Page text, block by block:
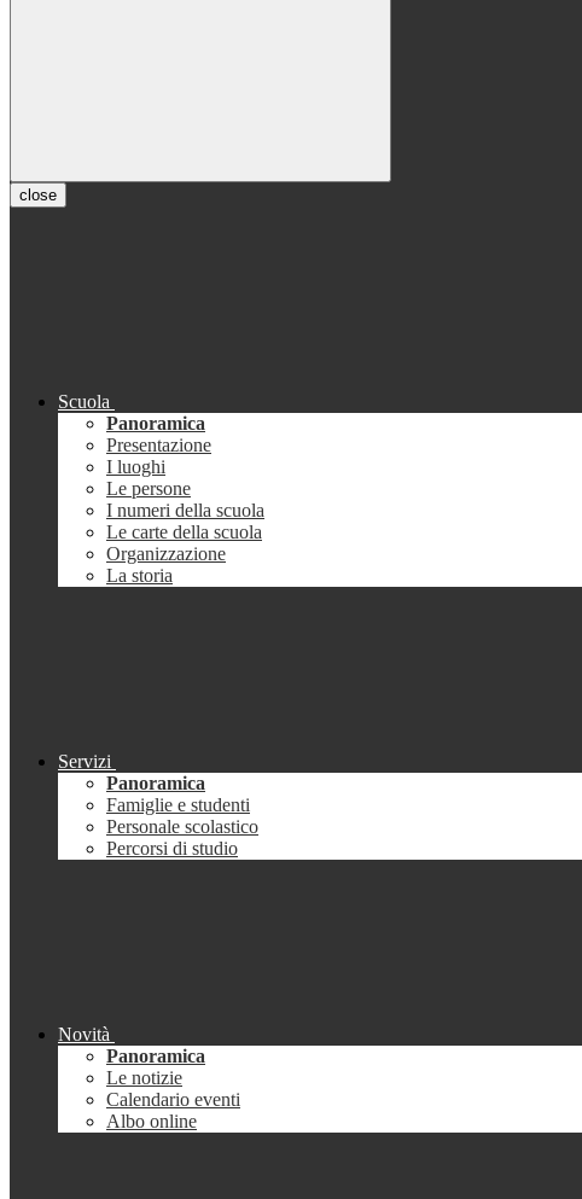
close
Scuola
Panoramica
Presentazione
I luoghi
Le persone
I numeri della scuola
Le carte della scuola
Organizzazione
La storia
Servizi
Panoramica
Famiglie e studenti
Personale scolastico
Percorsi di studio
Novità
Panoramica
Le notizie
Calendario eventi
Albo online